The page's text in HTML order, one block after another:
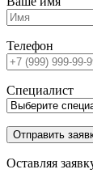
Телефон
Специалист
Оставляя